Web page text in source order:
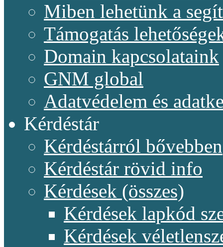
Miben lehetünk a
Támogatás
Domain kapcsolataink
GNM global
Adatvédelem és
Kérdéstár
Kérdéstárról bővebben
Kérdéstár rövid info
Kérdések (összes)
Kérdések lapkód
Kérdések